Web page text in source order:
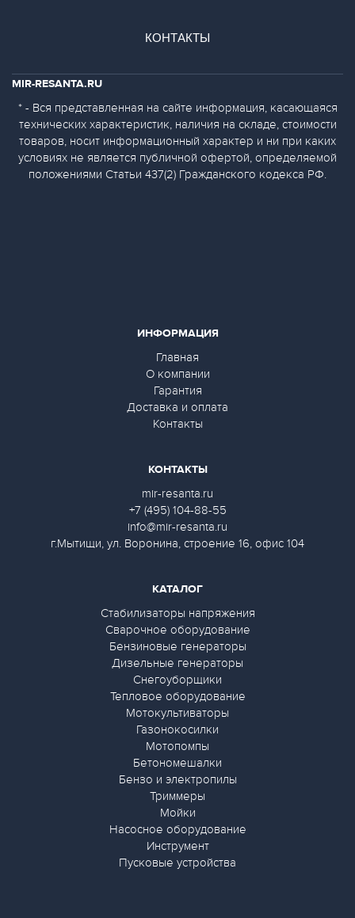
КОНТАКТЫ
ИНФОРМАЦИЯ
Главная
О компании
Гарантия
Доставка и оплата
Контакты
КАТАЛОГ
Стабилизаторы напряжения
Сварочное оборудование
Бензиновые генераторы
Дизельные генераторы
Снегоуборщики
Тепловое оборудование
Мотокультиваторы
Газонокосилки
Мотопомпы
Бетономешалки
Бензо и электропилы
Триммеры
Мойки
Насосное оборудование
Инструмент
Пусковые устройства
КОНТАКТЫ
mir-resanta.ru
+7 (495) 104-88-55
info@mir-resanta.ru
г.Мытищи, ул. Воронина, строение 16, офис 104
MIR-RESANTA.RU
* - Вся представленная на сайте информация, касающаяся
технических характеристик, наличия на складе, стоимости
товаров, носит информационный характер и ни при каких
условиях не является публичной офертой, определяемой
положениями Статьи 437(2) Гражданского кодекса РФ.